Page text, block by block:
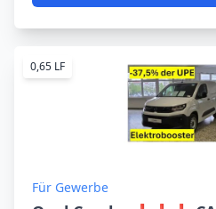
0,65 LF
Für Gewerbe